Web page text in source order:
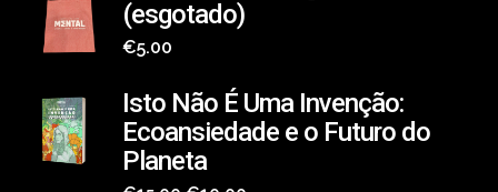
(esgotado)
€5.00
Isto Não É Uma Invenção:
Ecoansiedade e o Futuro do
Planeta